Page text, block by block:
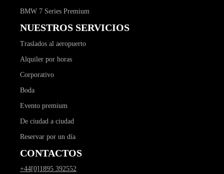
BMW 7 Series Premium
NUESTROS SERVICIOS
Traslados al aeropuerto
Alquiler por horas
Corporativo
Boda
Evento premium
De ciudad a ciudad
Reservar por un día
CONTACTOS
+44[0]1895 392552